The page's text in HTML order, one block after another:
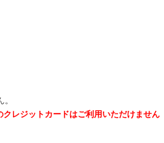
レジットカードはご利用いただけません